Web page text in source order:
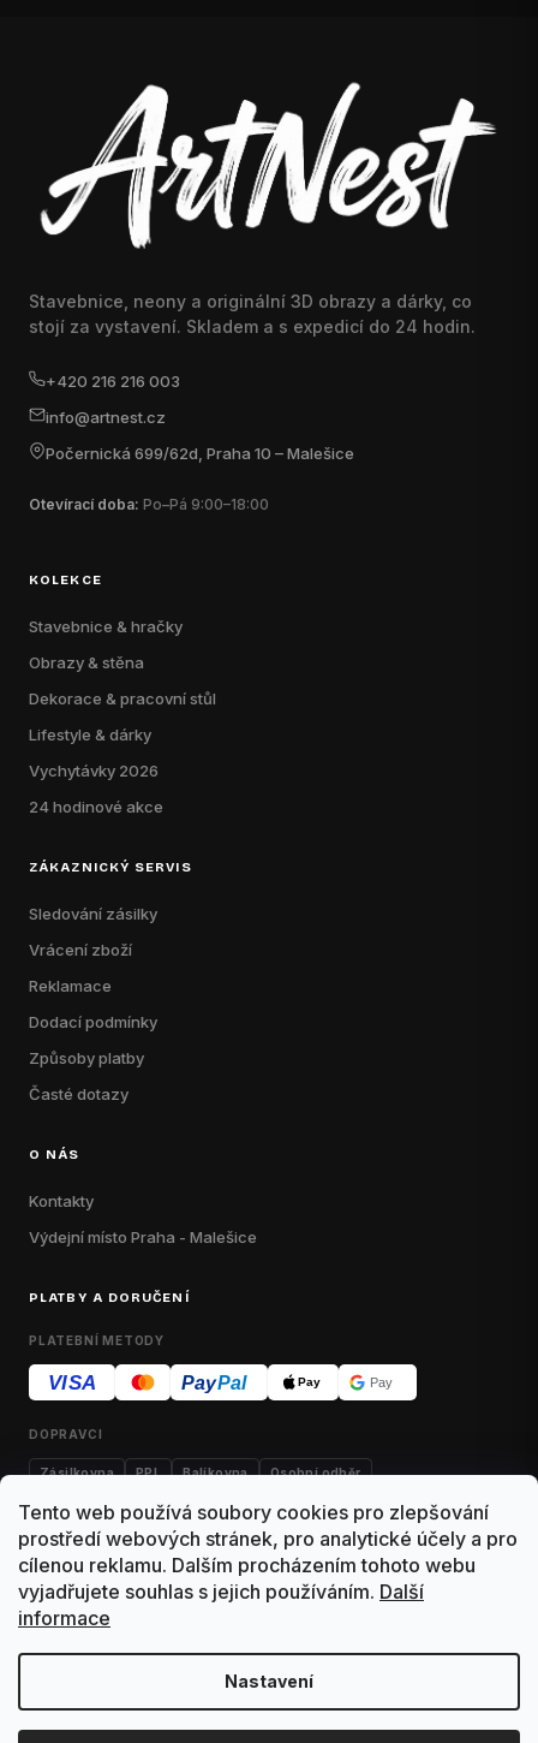
Tento web používá soubory cookies pro zlepšování
prostředí webových stránek, pro analytické účely a pro
cílenou reklamu. Dalším procházením tohoto webu
vyjadřujete souhlas s jejich používáním. Další
informace
Nastavení
Stavebnice, neony a originální 3D obrazy a dárky, co
stojí za vystavení. Skladem a s expedicí do 24 hodin.
+420 216 216 003
info@artnest.cz
Počernická 699/62d, Praha 10 – Malešice
Otevírací doba: Po–Pá 9:00–18:00
KOLEKCE
Stavebnice & hračky
Obrazy & stěna
Dekorace & pracovní stůl
Lifestyle & dárky
Vychytávky 2026
24 hodinové akce
ZÁKAZNICKÝ SERVIS
Sledování zásilky
Vrácení zboží
Reklamace
Dodací podmínky
Způsoby platby
Časté dotazy
O NÁS
Kontakty
Výdejní místo Praha - Malešice
PLATBY A DORUČENÍ
PLATEBNÍ METODY
VISA PayPal Pay Pay
DOPRAVCI
Zásilkovna PPL Balíkovna Osobní odběr
KontaktyObchodní podmínkyDodací podmínky
Výdejní místo Malešice
Ochrana osobních údajů
Copyright 2026 ArtNest. Všechna práva vyhrazena.
Tato stránka používá cookies
návštěvnosti a zlepšování našich služeb.Více informací